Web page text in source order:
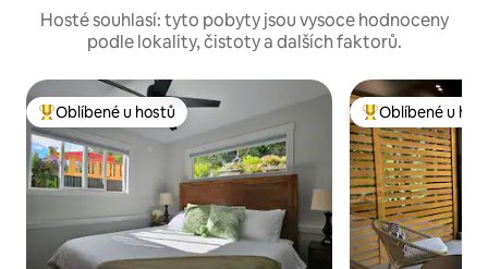
Hosté souhlasí: tyto pobyty jsou vysoce hodnoceny
podle lokality, čistoty a dalších faktorů.
Nejlepší v kategorii Oblíbené u hostů
Oblíbené u hostů Nejlepší v
Oblíbené u